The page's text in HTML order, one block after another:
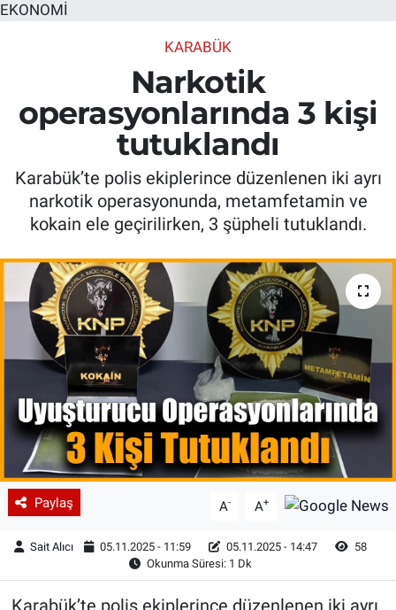
EKONOMİ
KARABÜK
Narkotik
operasyonlarında 3 kişi
tutuklandı
Karabük’te polis ekiplerince düzenlenen iki ayrı
narkotik operasyonunda, metamfetamin ve
kokain ele geçirilirken, 3 şüpheli tutuklandı.
Paylaş A- A+
Sait Alıcı 05.11.2025 - 11:59 05.11.2025 - 14:47
58
Okunma Süresi: 1 Dk
Karabük’te polis ekiplerince düzenlenen iki ayrı